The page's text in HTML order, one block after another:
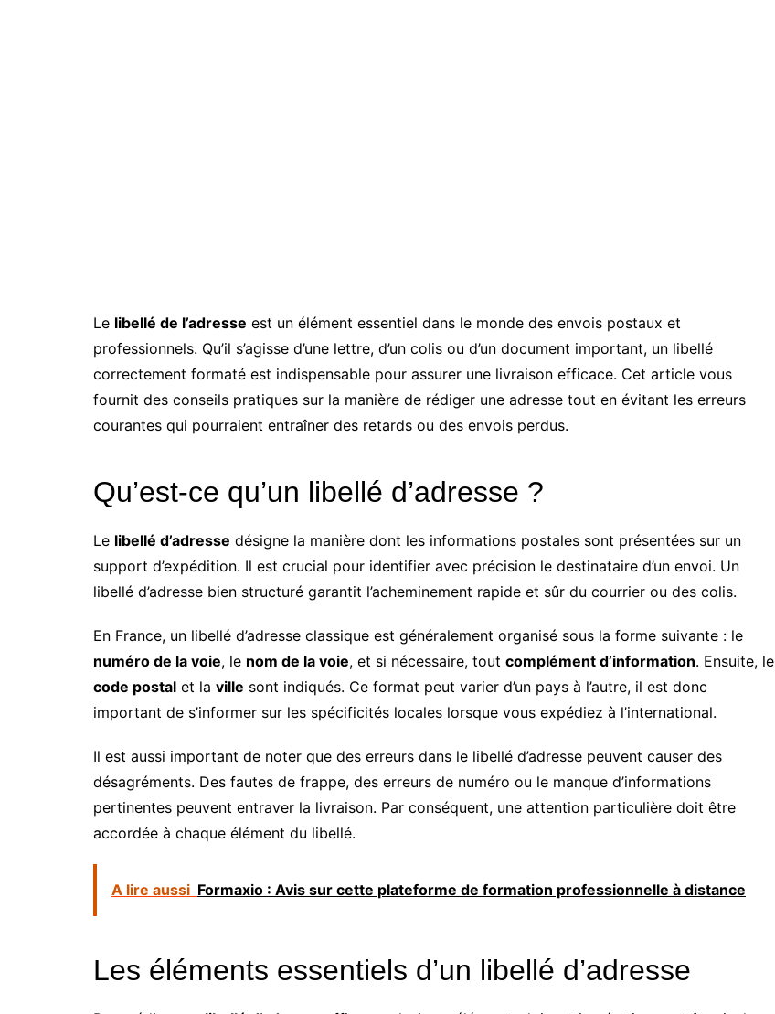
Le libellé de l’adresse est un élément essentiel dans le monde des envois postaux et
professionnels. Qu’il s’agisse d’une lettre, d’un colis ou d’un document important, un libellé
correctement formaté est indispensable pour assurer une livraison efficace. Cet article vous
fournit des conseils pratiques sur la manière de rédiger une adresse tout en évitant les erreurs
courantes qui pourraient entraîner des retards ou des envois perdus.
Qu’est-ce qu’un libellé d’adresse ?
Le libellé d’adresse désigne la manière dont les informations postales sont présentées sur un
support d’expédition. Il est crucial pour identifier avec précision le destinataire d’un envoi. Un
libellé d’adresse bien structuré garantit l’acheminement rapide et sûr du courrier ou des colis.
En France, un libellé d’adresse classique est généralement organisé sous la forme suivante : le
numéro de la voie, le nom de la voie, et si nécessaire, tout complément d’information. Ensuite, le
code postal et la ville sont indiqués. Ce format peut varier d’un pays à l’autre, il est donc
important de s’informer sur les spécificités locales lorsque vous expédiez à l’international.
Il est aussi important de noter que des erreurs dans le libellé d’adresse peuvent causer des
désagréments. Des fautes de frappe, des erreurs de numéro ou le manque d’informations
pertinentes peuvent entraver la livraison. Par conséquent, une attention particulière doit être
accordée à chaque élément du libellé.
A lire aussi Formaxio : Avis sur cette plateforme de formation professionnelle à distance
Les éléments essentiels d’un libellé d’adresse